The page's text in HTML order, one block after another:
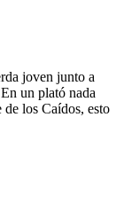
joven junto a
un plató nada
los Caídos, esto